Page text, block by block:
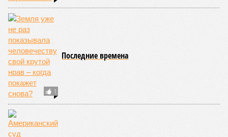
Земля уже не раз показывала человечеству свой крутой нрав – когда
Природа постоянно вступает в противоречие с нами. Ведь пока
она стремится всё на планете держать в балансе, человечество
не особенно церемонится с окружающей средой. Самые
массовые катастрофы в прошлом – какими они были? Какие
ждут нас со дня на день и чем грозят?
Рассказ